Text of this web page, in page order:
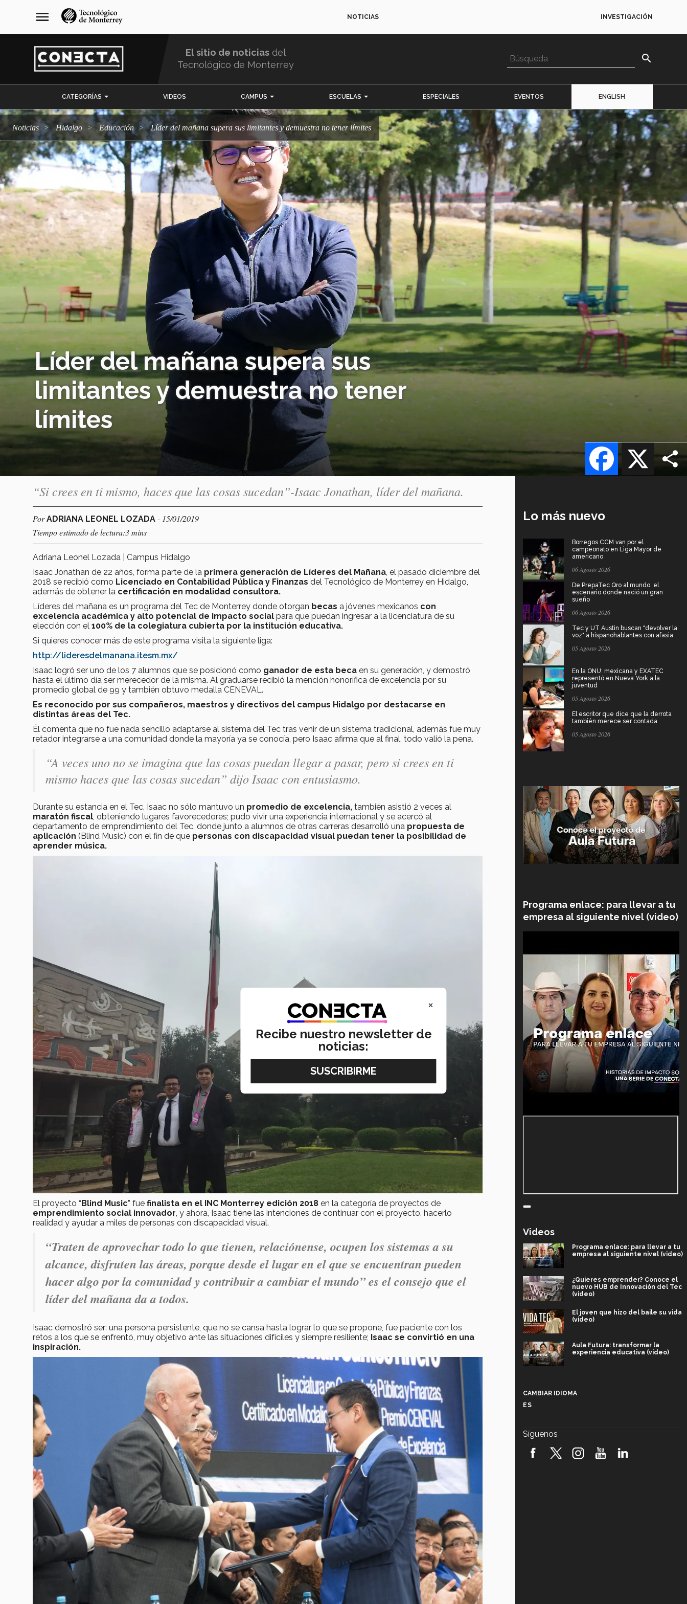
navegación
principal
menu NOTICIAS INVESTIGACIÓN
El sitio de noticias del
Tecnológico de Monterrey
search
CATEGORÍAS VIDEOS CAMPUS ESCUELAS ESPECIALES EVENTOS ENGLISH
Noticias Hidalgo Educación Líder del mañana supera sus limitantes y demuestra no tener límites
Líder del mañana supera sus
limitantes y demuestra no tener
límites
X
Facebook
“Si crees en ti mismo, haces que las cosas sucedan”-Isaac Jonathan, líder del mañana.
PorADRIANA LEONEL LOZADA - 15/01/2019
Tiempo estimado de lectura:3 mins
Adriana Leonel Lozada | Campus Hidalgo
Isaac Jonathan de 22 años, forma parte de la primera generación de Líderes del Mañana , el pasado diciembre del
2018 se recibió como Licenciado en Contabilidad Pública y Finanzas del Tecnológico de Monterrey en Hidalgo,
además de obtener la certificación en modalidad consultora.
Líderes del mañana es un programa del Tec de Monterrey donde otorgan becas a jóvenes mexicanos con
excelencia académica y alto potencial de impacto social para que puedan ingresar a la licenciatura de su
elección con el 100% de la colegiatura cubierta por la institución educativa.
Si quieres conocer más de este programa visita la siguiente liga:
http://lideresdelmanana.itesm.mx/
Isaac logró ser uno de los 7 alumnos que se posicionó como ganador de esta beca en su generación, y demostró
hasta el último día ser merecedor de la misma. Al graduarse recibió la mención honorífica de excelencia por su
promedio global de 99 y también obtuvo medalla CENEVAL.
Es reconocido por sus compañeros, maestros y directivos del campus Hidalgo por destacarse en
distintas áreas del Tec.
Él comenta que no fue nada sencillo adaptarse al sistema del Tec tras venir de un sistema tradicional, además fue muy
retador integrarse a una comunidad donde la mayoría ya se conocía, pero Isaac afirma que al final, todo valió la pena.
“A veces uno no se imagina que las cosas puedan llegar a pasar, pero si crees en ti
mismo haces que las cosas sucedan” dijo Isaac con entusiasmo.
Durante su estancia en el Tec, Isaac no sólo mantuvo un promedio de excelencia, también asistió 2 veces al
maratón fiscal , obteniendo lugares favorecedores; pudo vivir una experiencia internacional y se acercó al
departamento de emprendimiento del Tec, donde junto a alumnos de otras carreras desarrolló una propuesta de
aplicación (Blind Music) con el fin de que personas con discapacidad visual puedan tener la posibilidad de
aprender música.
El proyecto “Blind Music” fue finalista en el INC Monterrey edición 2018 en la categoría de proyectos de
emprendimiento social innovador , y ahora, Isaac tiene las intenciones de continuar con el proyecto, hacerlo
realidad y ayudar a miles de personas con discapacidad visual.
“Traten de aprovechar todo lo que tienen, relaciónense, ocupen los sistemas a su
alcance, disfruten las áreas, porque desde el lugar en el que se encuentran pueden
hacer algo por la comunidad y contribuir a cambiar el mundo” es el consejo que el
líder del mañana da a todos.
Isaac demostró ser: una persona persistente, que no se cansa hasta lograr lo que se propone, fue paciente con los
retos a los que se enfrentó, muy objetivo ante las situaciones difíciles y siempre resiliente; Isaac se convirtió en una
inspiración.
Lo más nuevo
Borregos CCM van por el
campeonato en Liga Mayor de
americano
06 Agosto 2026
De PrepaTec Qro al mundo: el
escenario donde nació un gran
sueño
06 Agosto 2026
Tec y UT Austin buscan "devolver la
voz" a hispanohablantes con afasia
05 Agosto 2026
En la ONU: mexicana y EXATEC
representó en Nueva York a la
juventud
05 Agosto 2026
El escritor que dice que la derrota
también merece ser contada
05 Agosto 2026
Programa enlace: para llevar a tu
empresa al siguiente nivel (video)
Videos
Programa enlace: para llevar a tu
empresa al siguiente nivel (video)
¿Quieres emprender? Conoce el
nuevo HUB de Innovación del Tec
(video)
El joven que hizo del baile su vida
(video)
Aula Futura: transformar la
experiencia educativa (video)
robótica FIRST 2026! (video)
CAMBIAR IDIOMA
ES
Síguenos
×
Recibe nuestro newsletter de
noticias: